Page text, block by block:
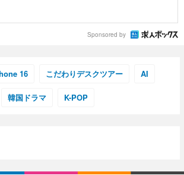
Sponsored by
16 こだわりデスクツアー AI
韓国ドラマ K-POP